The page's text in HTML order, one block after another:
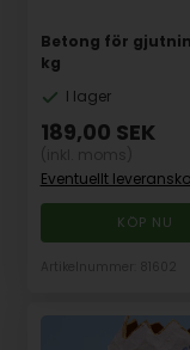
Betong för
kg
I lager
189,00 SEK
Eventuellt